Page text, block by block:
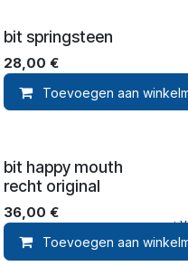
bit springsteen
28,00 €
Toevoegen aan
Toevoegen aan
bit happy mouth
recht original
36,00 €
Toevoegen aan